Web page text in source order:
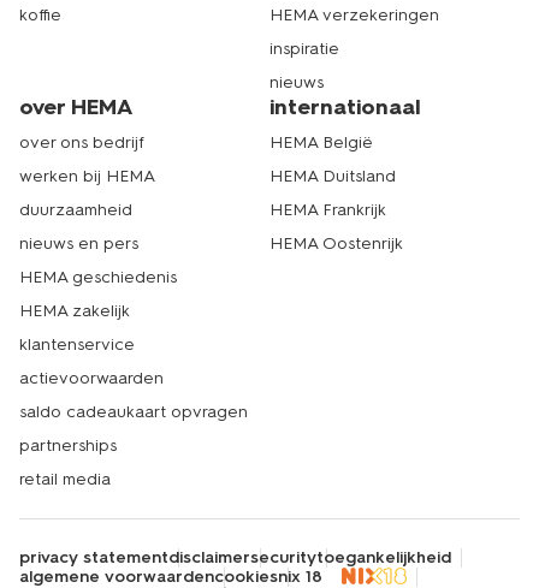
koffie
HEMA verzekeringen
inspiratie
nieuws
over HEMA
over ons bedrijf
werken bij HEMA
duurzaamheid
nieuws en pers
HEMA geschiedenis
HEMA zakelijk
klantenservice
actievoorwaarden
saldo cadeaukaart opvragen
partnerships
retail media
internationaal
HEMA België
HEMA Duitsland
HEMA Frankrijk
HEMA Oostenrijk
privacy statementdisclaimersecuritytoegankelijkheid
algemene voorwaardencookiesnix 18